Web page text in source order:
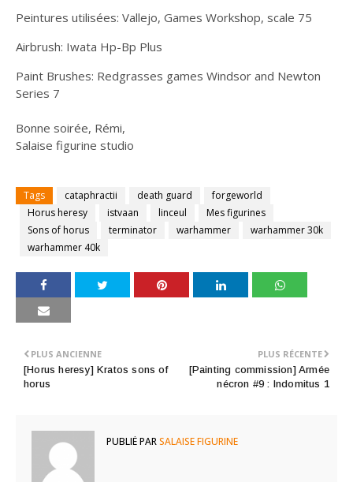
Peintures utilisées: Vallejo, Games Workshop, scale 75
Airbrush: Iwata Hp-Bp Plus
Paint Brushes: Redgrasses games Windsor and Newton
Series 7
Bonne soirée, Rémi,
Salaise figurine studio
Tags cataphractii death guard
forgeworld
Horus heresy
istvaan linceul
Mes figurines
Sons of horus
terminator warhammer
warhammer 30k
warhammer 40k
PLUS RÉCENTE
[Painting commission] Armée
nécron #9 : Indomitus 1
PLUS ANCIENNE
[Horus heresy] Kratos sons of
horus
PUBLIÉ PARSALAISE FIGURINE